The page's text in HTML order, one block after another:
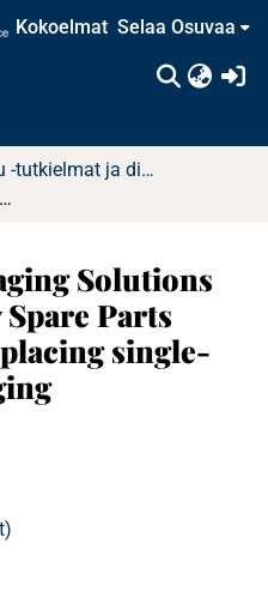
Kokoelmat Selaa Osuvaa
Pro gradu -tutkielmat ja diplomityöt
Sustainable Packaging Solutions within Machinery Spare Parts Supply Chain : Replacing single-use plastic packaging
Solutions
Parts
single-